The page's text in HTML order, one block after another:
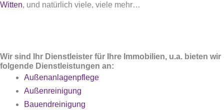
Witten, und natürlich viele, viele mehr…
Wir sind Ihr Dienstleister für Ihre Immobilien, u.a. bieten wir
folgende Dienstleistungen an:
Außenanlagenpflege
Außenreinigung
Bauendreinigung